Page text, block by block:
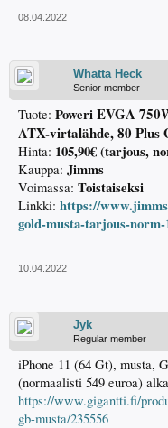
08.04.2022
Whatta Heck
Senior member
Tuote: PoweriEVGA
ATX-virtalähde, 80 Plus
Hinta: 105,90€ (tarjous,
Kauppa: Jimms
Voimassa: Toistaiseksi
Linkki: https://
gold-musta-tarjous-norm-
10.04.2022
Jyk
Regular member
iPhone 11 (64 Gt), musta,
(normaalisti 549 euroa)
https://www.gigantti.fi/
gb-musta/235556